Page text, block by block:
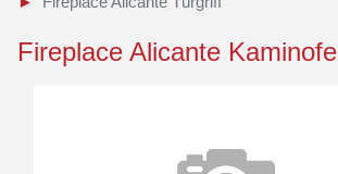
Fireplace Alicante